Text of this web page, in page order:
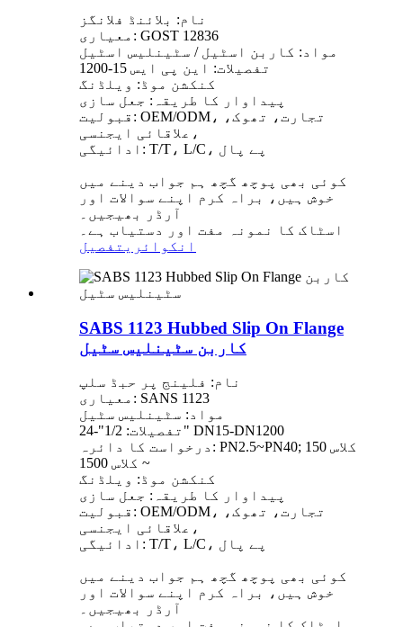
نام: بلائنڈ فلانگز
معیاری: GOST 12836
مواد: کاربن اسٹیل / سٹینلیس اسٹیل
تفصیلات: این پی ایس 15-1200
کنکشن موڈ: ویلڈنگ
پیداوار کا طریقہ: جعل سازی
قبولیت: OEM/ODM، تجارت، تھوک،
علاقائی ایجنسی،
ادائیگی: T/T، L/C، پے پال
کوئی بھی پوچھ گچھ ہم جواب دینے میں
خوش ہیں، براہ کرم اپنے سوالات اور
آرڈر بھیجیں۔
اسٹاک کا نمونہ مفت اور دستیاب ہے۔
انکوائری تفصیل
SABS 1123 Hubbed Slip On Flange
کاربن سٹینلیس سٹیل
نام: فلینج پر حبڈ سلپ
معیاری: SANS 1123
مواد: سٹینلیس سٹیل
تفصیلات: 1/2"-24" DN15-DN1200
درخواست کا دائرہ: PN2.5~PN40; کلاس 150
~ کلاس 1500
کنکشن موڈ: ویلڈنگ
پیداوار کا طریقہ: جعل سازی
قبولیت: OEM/ODM، تجارت، تھوک،
علاقائی ایجنسی،
ادائیگی: T/T، L/C، پے پال
کوئی بھی پوچھ گچھ ہم جواب دینے میں
خوش ہیں، براہ کرم اپنے سوالات اور
آرڈر بھیجیں۔